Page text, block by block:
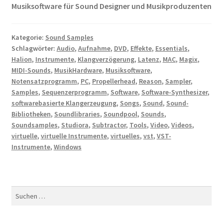
Musiksoftware für Sound Designer und Musikproduzenten
Kategorie: Sound Samples
Schlagwörter: Audio, Aufnahme, DVD, Effekte, Essentials,
Halion, Instrumente, Klangverzögerung, Latenz, MAC, Magix,
MIDI-Sounds, MusikHardware, Musiksoftware,
Notensatzprogramm, PC, Propellerhead, Reason, Sampler,
Samples, Sequenzerprogramm, Software, Software-Synthesizer,
softwarebasierte Klangerzeugung, Songs, Sound, Sound-
Bibliotheken, Soundlibraries, Soundpool, Sounds,
Soundsamples, Studiora, Subtractor, Tools, Video, Videos,
virtuelle, virtuelle Instrumente, virtuelles, vst, VST-
Instrumente, Windows